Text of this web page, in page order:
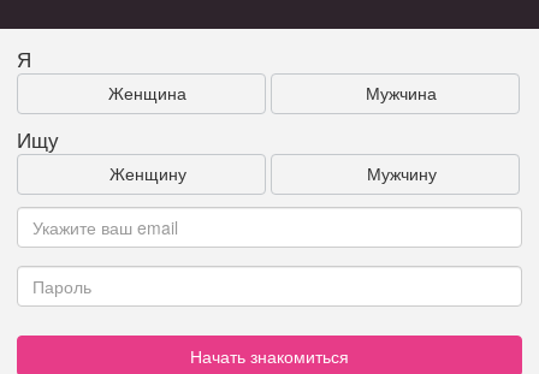
Я
Женщина Мужчина
Ищу
Женщину Мужчину
Начать знакомиться